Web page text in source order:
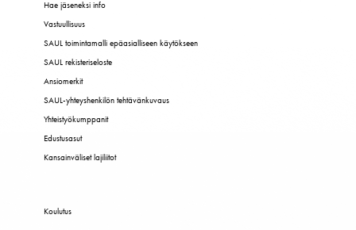
Hae jäseneksi info
Vastuullisuus
SAUL toimintamalli epäasialliseen käytökseen
SAUL rekisteriseloste
Ansiomerkit
SAUL-yhteyshenkilön tehtävänkuvaus
Yhteistyökumppanit
Edustusasut
Kansainväliset lajiliitot
Koulutus